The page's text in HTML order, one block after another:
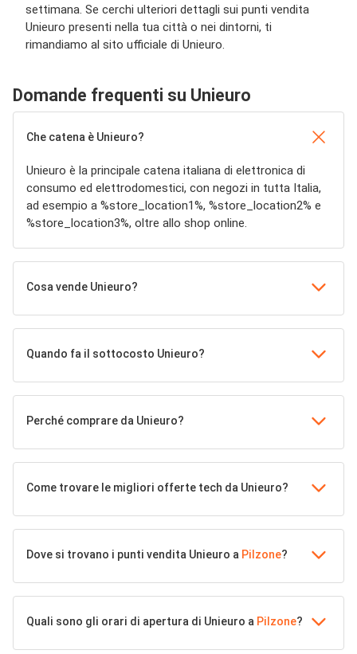
settimana. Se cerchi ulteriori dettagli sui punti vendita
Unieuro presenti nella tua città o nei dintorni, ti
rimandiamo al sito ufficiale di Unieuro.
Domande frequenti su Unieuro
Che catena è Unieuro?
Unieuro è la principale catena italiana di elettronica di
consumo ed elettrodomestici, con negozi in tutta Italia,
ad esempio a %store_location1%, %store_location2% e
%store_location3%, oltre allo shop online.
Cosa vende Unieuro?
Quando fa il sottocosto Unieuro?
Perché comprare da Unieuro?
Come trovare le migliori offerte tech da Unieuro?
Dove si trovano i punti vendita Unieuro a Pilzone?
Quali sono gli orari di apertura di Unieuro a Pilzone?